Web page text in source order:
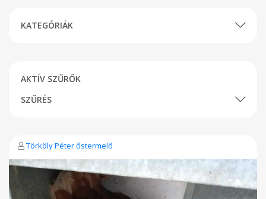
KATEGÓRIÁK
AKTÍV SZŰRŐK
SZŰRÉS
Törköly Péter őstermelő